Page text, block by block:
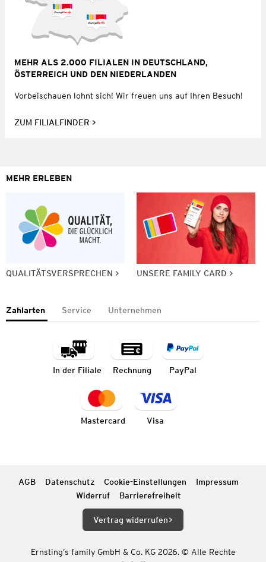
MEHR ALS 2.000 FILIALEN IN DEUTSCHLAND,
ÖSTERREICH UND DEN NIEDERLANDEN
Vorbeischauen lohnt sich! Wir freuen uns auf Ihren Besuch!
ZUM FILIALFINDER
MEHR ERLEBEN
QUALITÄTSVERSPRECHEN UNSERE FAMILY CARD
Zahlarten Service Unternehmen
In der Filiale Rechnung PayPal
Mastercard Visa
AGB Datenschutz Cookie-Einstellungen
Impressum
Widerruf
Barrierefreiheit
Vertrag widerrufen
Ernsting’s family GmbH & Co. KG 2026. © Alle Rechte